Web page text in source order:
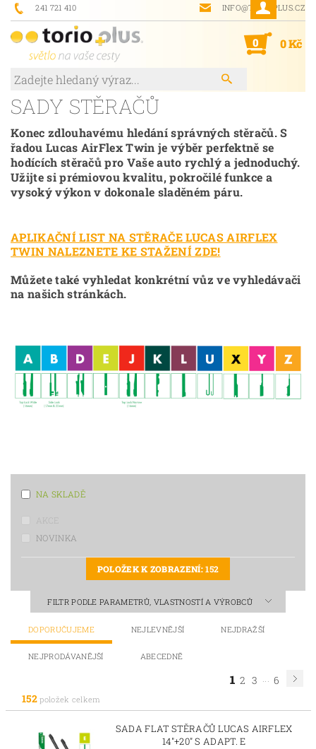
241 721 410 INFO@TORIOPLUS.CZ
0 0 Kč
SADY STĚRAČŮ
Konec zdlouhavému hledání správných stěračů. S
řadou Lucas AirFlex Twin je výběr perfektně se
hodících stěračů pro Vaše auto rychlý a jednoduchý.
Užijte si prémiovou kvalitu, pokročilé funkce a
vysoký výkon v dokonale sladěném páru.
APLIKAČNÍ LIST NA STĚRAČE LUCAS AIRFLEX
TWIN NALEZNETE KE STAŽENÍ ZDE!
Můžete také vyhledat konkrétní vůz ve vyhledávači
na našich stránkách.
NA SKLADĚ
AKCE
NOVINKA
POLOŽEK K ZOBRAZENÍ:152
FILTR PODLE PARAMETRŮ, VLASTNOSTÍ A VÝROBCŮ
DOPORUČUJEME NEJLEVNĚJŠÍ NEJDRAŽŠÍ
NEJPRODÁVANĚJŠÍ ABECEDNĚ
1 2 3 ... 6
152položek celkem
SADA FLAT STĚRAČŮ LUCAS AIRFLEX
14"+20" S ADAPT. E